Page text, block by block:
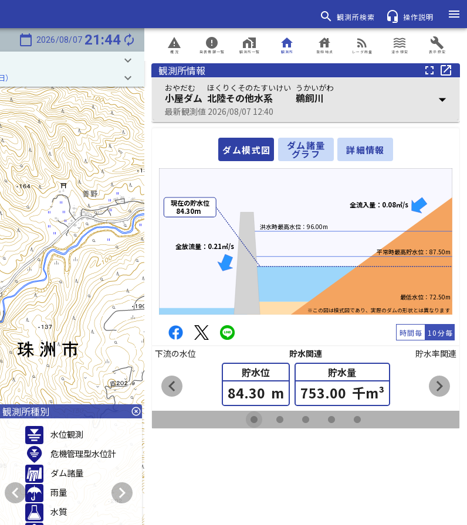
search 観測所検索 headset_mic 操作説明
menu
calendar_today 2026/08/07 21:44 autorenew
keyboard_arrow_down
keyboard_arrow_down
観測所種別 highlight_off
水位観測
危機管理型水位計
ダム諸量
雨量
水質
chevron_left chevron_right
概況
report_problem
発表情報一覧
error
観測所一覧
home_work
観測所
home
登録地点
house
レーダ雨量
rss_feed
浸水想定
waves
表示設定
build
観測所情報
fullscreen open_in_new
おやだむ
小屋ダム
ほくりくそのたすいけい
北陸その他水系
うかいがわ
鵜飼川
最新観測値 2026/08/07 12:40
arrow_drop_down
ダム模式図 ダム諸量
グラフ 詳細情報
※この図は模式図であり、実際のダムの形状とは異なります
洪水時最高水位：96.00m
平常時最高貯水位：87.50m
最低水位：72.50m
現在の貯水位
84.30m
全流入量：0.08㎥/s
全放流量：0.21㎥/s
時間毎 10分毎
下流の水位 貯水関連 貯水率関連
貯水位
84.30 m
貯水量
753.00 千m³
chevron_left chevron_right
fiber_manual_record fiber_manual_record fiber_manual_record fiber_manual_record fiber_manual_record